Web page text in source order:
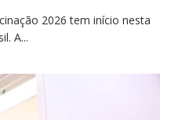
2026 tem início nesta
A...